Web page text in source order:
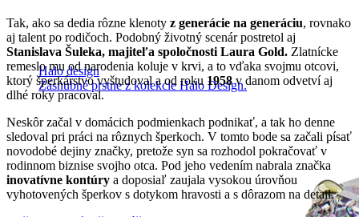
Halo design
Zásnubné prstne z kolekcie Halo Design.
Tak, ako sa dedia rôzne klenoty z generácie na generáciu, rovnako
aj talent po rodičoch. Podobný životný scenár postretol aj
Stanislava Šuleka, majiteľa spoločnosti Laura Gold. Zlatnícke
remeslo mu od narodenia koluje v krvi, a to vďaka svojmu otcovi,
ktorý šperkárstvo vyštudoval a od roku 1958v danom odvetví aj
dlhé roky pracoval.
Neskôr začal v domácich podmienkach podnikať, a tak ho denne
sledoval pri práci na rôznych šperkoch. V tomto bode sa začali písať
novodobé dejiny značky, pretože syn sa rozhodol pokračovať v
rodinnom biznise svojho otca. Pod jeho vedením nabrala značka
inovatívne kontúry a doposiaľ zaujala vysokou úrovňou
vyhotovených šperkov s dotykom hravosti a s dôrazom na detail.